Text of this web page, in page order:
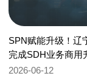
SPN赋能升级！辽
完成SDH业务商用
2026-06-12